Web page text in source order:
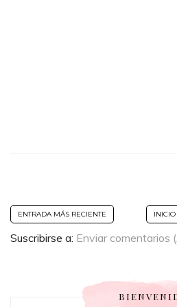
ENTRADA MÁS RECIENTE INICIO
Suscribirse a: Enviar comentarios